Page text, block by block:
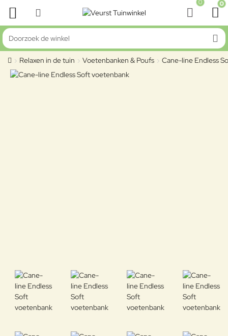
0 0
Doorzoek de winkel
home
Relaxen in de tuin Voetenbanken & Poufs Cane-line Endless